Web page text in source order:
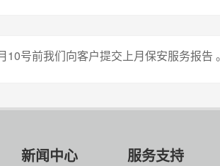
10号前我们向客户提交上月保安服务报告 。
新闻中心 服务支持